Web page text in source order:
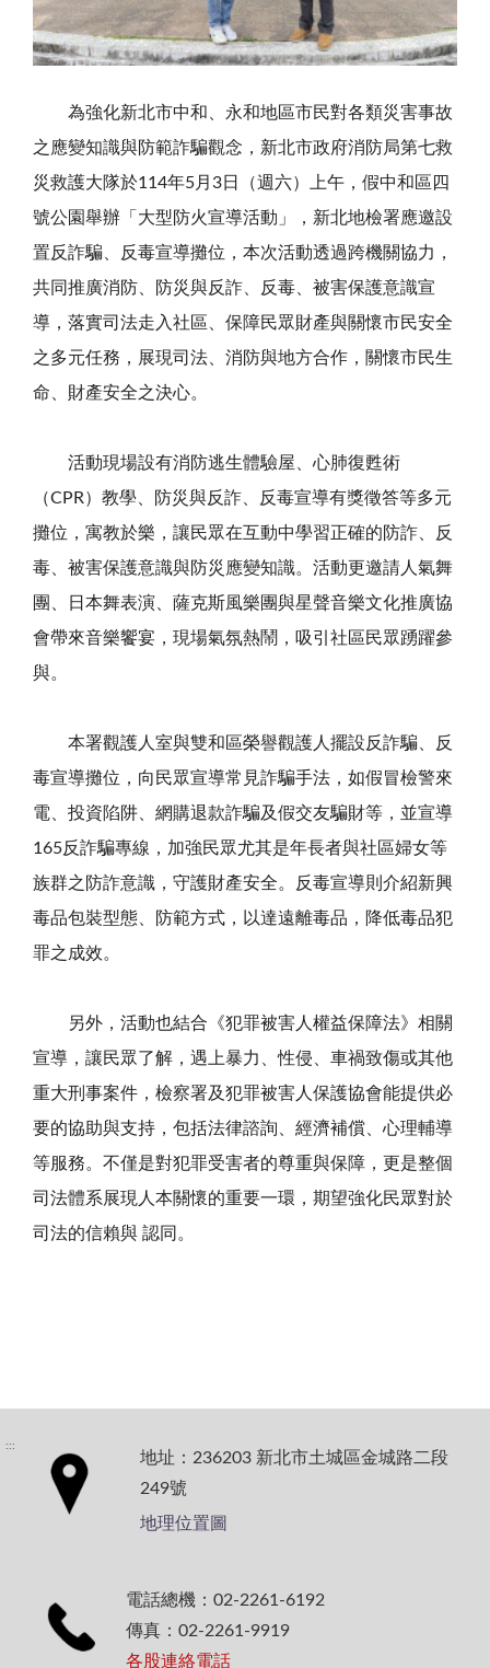
為強化新北市中和、永和地區市民對各類災害事故
之應變知識與防範詐騙觀念，新北市政府消防局第七救
災救護大隊於114年5月 3日（週六）上午，假中和區四
號公園舉辦「大型防火宣導活動」，新北地檢署應邀設
置反詐騙、反毒宣導攤位，本次活動透過跨機關協力，
共同推廣消防、防災與反詐、反毒、被害保護意識宣
導，落實司法走入社區、保障民眾財產與關懷市民安全
之多元任務，展現司法、消防與地方合作，關懷市民生
命、財產安全之決心。
活動現場設有消防逃生體驗屋、心肺復甦術
（CPR）教學、防災與反詐、反毒宣導有獎徵答等多元
攤位，寓教於樂，讓民眾在互動中學習正確的防詐、反
毒、被害保護意識與防災應變知識。活動更邀請人氣舞
團、日本舞表演、薩克斯風樂團與星聲音樂文化推廣協
會帶來音樂饗宴，現場氣氛熱鬧，吸引社區民眾踴躍參
與。
本署觀護人室與雙和區榮譽觀護人擺設反詐騙、反
毒宣導攤位，向民眾宣導常見詐騙手法，如假冒檢警來
電、投資陷阱、網購退款詐騙及假交友騙財等，並宣導
165反詐騙專線，加強民眾尤其是年長者與社區婦女等
族群之防詐意識，守護財產安全。反毒宣導則介紹新興
毒品包裝型態、防範方式，以達遠離毒品，降低毒品犯
罪之成效。
另外，活動也結合《犯罪被害人權益保障法》相關
宣導，讓民眾了解，遇上暴力、性侵、車禍致傷或其他
重大刑事案件，檢察署及犯罪被害人保護協會能提供必
要的協助與支持，包括法律諮詢、經濟補償、心理輔導
等服務。不僅是對犯罪受害者的尊重與保障，更是整個
司法體系展現人本關懷的重要一環，期望強化民眾對於
司法的信賴與 認同。
:::
地址：236203 新北市土城區金城路二段
249號
地理位置圖
電話總機：02-2261-6192
傳真：02-2261-9919
各股連絡電話